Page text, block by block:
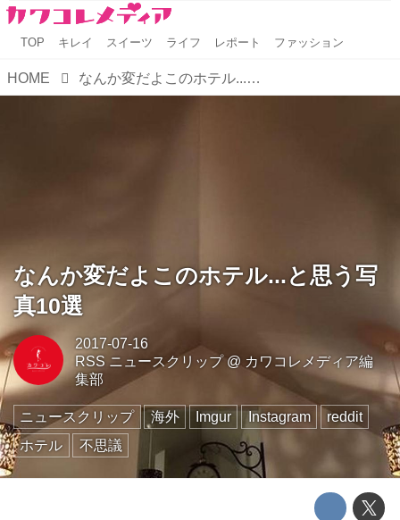
TOP キレイ スイーツ ライフ レポート ファッション
HOME なんか変だよこのホテル...と思う写真10選
なんか変だよこのホテル...と思う写
真10選
2017-07-16
RSS ニュースクリップ@ カワコレメディア編
集部
ニュースクリップ 海外 Imgur Instagram
reddit
ホテル
不思議